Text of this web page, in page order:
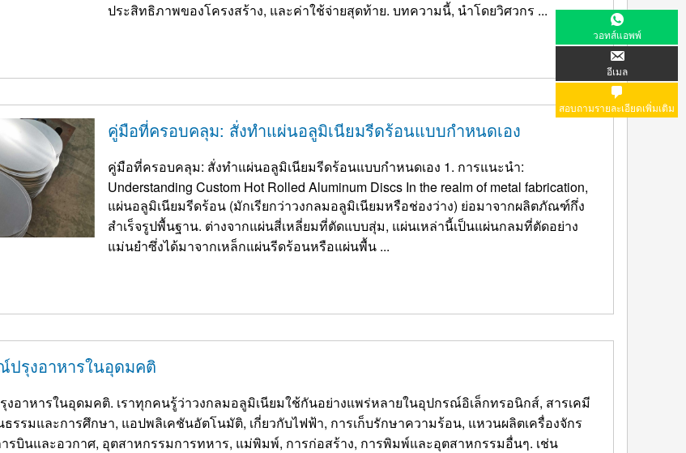
ประสิทธิภาพของโครงสร้าง, และค่าใช้จ่ายสุดท้าย. บทความนี้, นำโดยวิศวกร ...
คู่มือที่ครอบคลุม: สั่งทำแผ่นอลูมิเนียมรีดร้อนแบบกำหนดเอง
คู่มือที่ครอบคลุม: สั่งทำแผ่นอลูมิเนียมรีดร้อนแบบกำหนดเอง 1. การแนะนำ:
Understanding Custom Hot Rolled Aluminum Discs In the realm of metal fabrication,
แผ่นอลูมิเนียมรีดร้อน​ (มักเรียกว่าวงกลมอลูมิเนียมหรือช่องว่าง) ย่อมาจากผลิตภัณฑ์กึ่ง
สำเร็จรูปพื้นฐาน. ต่างจากแผ่นสี่เหลี่ยมที่ตัดแบบสุ่ม, แผ่นเหล่านี้เป็นแผ่นกลมที่ตัดอย่าง
แม่นยำซึ่งได้มาจากเหล็กแผ่นรีดร้อนหรือแผ่นพื้น ...
ปรุงอาหารในอุดมคติ
มอลูมิเนียมใช้กันอย่างแพร่หลายในอุปกรณ์อิเล็กทรอนิกส์, สารเคมี
รรมและการศึกษา, แอปพลิเคชันอัตโนมัติ, เกี่ยวกับไฟฟ้า, การเก็บรักษาความร้อน, แหวนผลิตเครื่องจักร
รบินและอวกาศ, อุตสาหกรรมการทหาร, แม่พิมพ์, การก่อสร้าง, การพิมพ์และอุตสาหกรรมอื่นๆ. เช่น
วอทส์แอพพ์
อีเมล
สอบถามรายละเอียดเพิ่มเติม